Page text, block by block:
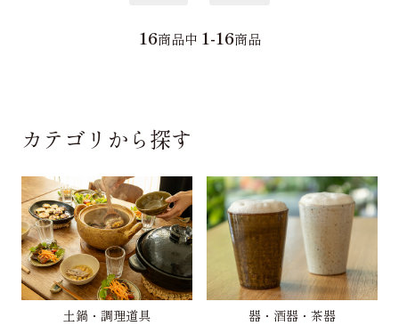
16商品中 1-16商品
カテゴリから探す
土鍋・調理道具 器・酒器・茶器